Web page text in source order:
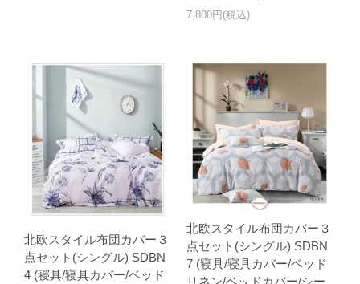
7,800円(税込)
北欧スタイル布団カバー３
点セット(シングル) SDBN
4 (寝具/寝具カバー/ベッド
北欧スタイル布団カバー３
点セット(シングル) SDBN
7 (寝具/寝具カバー/ベッド
リネン/ベッドカバー/シー